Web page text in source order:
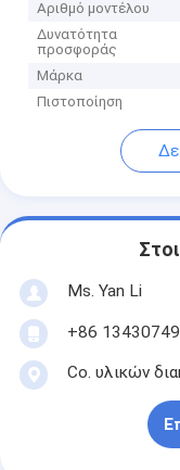
Αριθμό μοντέλου
Δυνατότητα
προσφοράς
Μάρκα
Πιστοποίηση
Ms. Yan Li
+86
Co. υλικών